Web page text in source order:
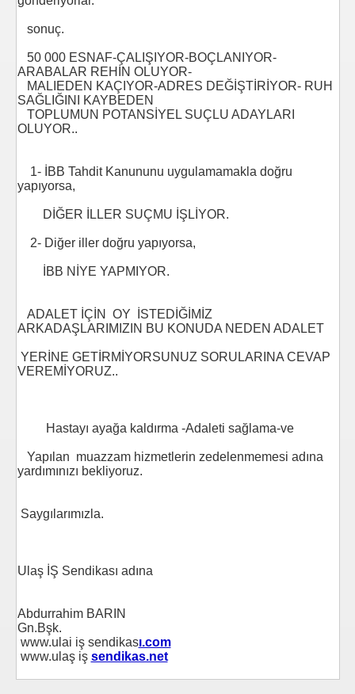
sonuç.
50 000 ESNAF-ÇALIŞIYOR-BOÇLANIYOR-
ARABALAR REHİN OLUYOR-
MALIEDEN KAÇIYOR-ADRES DEĞİŞTİRİYOR- RUH
SAĞLIĞINI KAYBEDEN
TOPLUMUN POTANSİYEL SUÇLU ADAYLARI
OLUYOR..
1- İBB Tahdit Kanununu uygulamamakla doğru
yapıyorsa,
DİĞER İLLER SUÇMU İŞLİYOR.
2- Diğer iller doğru yapıyorsa,
İBB NİYE YAPMIYOR.
ADALET İÇİN OY İSTEDİĞİMİZ
ARKADAŞLARIMIZIN BU KONUDA NEDEN ADALET
YERİNE GETİRMİYORSUNUZ SORULARINA CEVAP
VEREMİYORUZ..
Hastayı ayağa kaldırma -Adaleti sağlama-ve
Yapılan muazzam hizmetlerin zedelenmemesi adına
yardımınızı bekliyoruz.
Saygılarımızla.
Ulaş İŞ Sendikası adına
Abdurrahim BARIN
Gn.Bşk.
www.ulai iş sendikası.com
www.ulaş iş sendikas.net